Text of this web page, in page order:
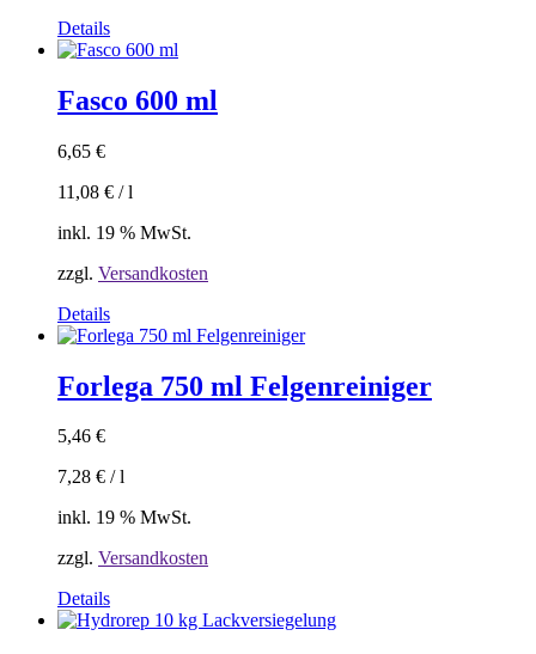
Details
Fasco 600 ml
6,65 €
11,08 € /l
inkl. 19 % MwSt.
zzgl. Versandkosten
Details
Forlega 750 ml Felgenreiniger
5,46 €
7,28 € /l
inkl. 19 % MwSt.
zzgl. Versandkosten
Details